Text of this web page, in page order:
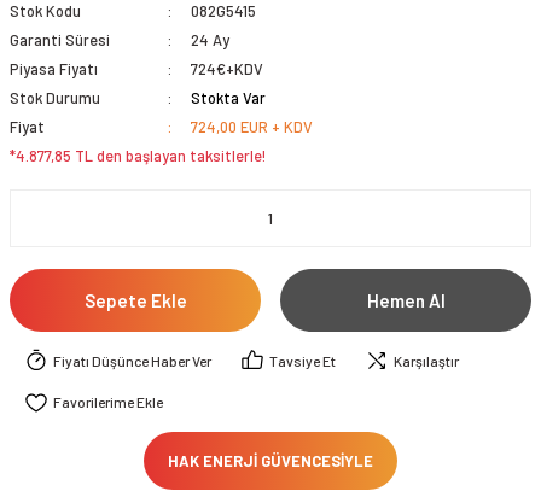
Stok Kodu
082G5415
Garanti Süresi
24 Ay
Piyasa Fiyatı
724€+KDV
Stok Durumu
Stokta Var
Fiyat
724,00 EUR + KDV
*4.877,85 TL den başlayan taksitlerle!
Sepete Ekle Hemen Al
Fiyatı Düşünce Haber Ver Tavsiye Et Karşılaştır
HAK ENERJİ GÜVENCESİYLE